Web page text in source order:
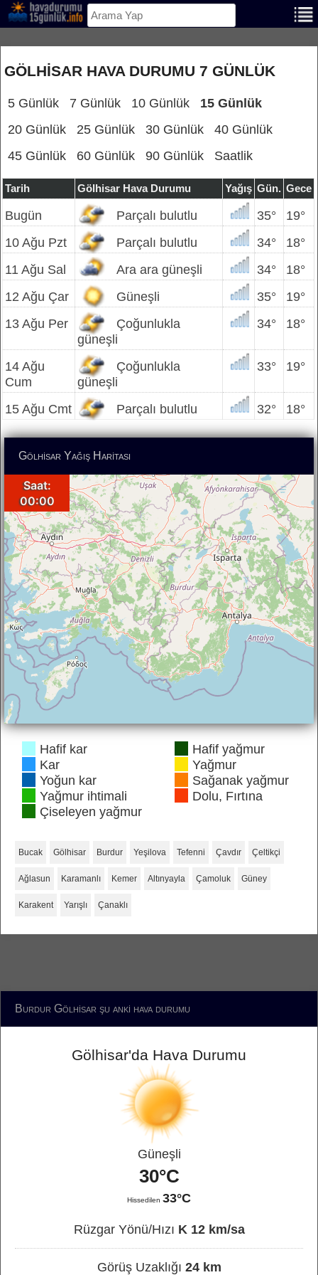
GÖLHISAR HAVA DURUMU 7 GÜNLÜK
5 Günlük 7 Günlük 10 Günlük
15 Günlük
20 Günlük
25 Günlük 30 Günlük
40 Günlük
45 Günlük
60 Günlük 90 Günlük Saatlik
Tarih Gölhisar Hava Durumu Yağış Gün. Gece
Bugün Parçalı bulutlu 35°
19°
10 Ağu Pzt
Parçalı bulutlu 34°
18°
11 Ağu Sal
Ara ara güneşli 34°
18°
12 Ağu Çar
Güneşli 35°
19°
13 Ağu Per
Çoğunlukla
güneşli
34° 18°
14 Ağu
Cum
Çoğunlukla
güneşli
33° 19°
15 Ağu Cmt Parçalı bulutlu 32° 18°
Gölhisar Yağış Haritası
Hafif kar
Kar
Yoğun kar
Yağmur ihtimali
Çiseleyen yağmur
Hafif yağmur
Yağmur
Sağanak yağmur
Dolu, Fırtına
Bucak Gölhisar Burdur Yeşilova Tefenni Çavdır Çeltikçi
Ağlasun Karamanlı Kemer Altınyayla Çamoluk Güney
Karakent Yarışlı Çanaklı
Burdur Gölhisar şu anki hava durumu
Gölhisar'da Hava Durumu
Güneşli
30°C
Hissedilen 33°C
Rüzgar Yönü/Hızı K 12 km/sa
Görüş Uzaklığı 24 km